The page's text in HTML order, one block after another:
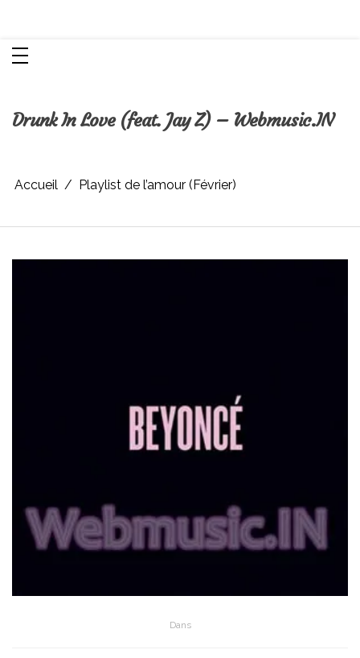
Drunk In Love (feat. Jay Z) – Webmusic.IN
Accueil Playlist de l’amour (Février)
Dans